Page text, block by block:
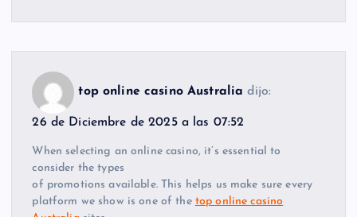
top online casino Australia dijo:
26 de Diciembre de 2025 a las 07:52
When selecting an online casino, it’s essential to
consider the types
of promotions available. This helps us make sure every
platform we show is one of the top online casino